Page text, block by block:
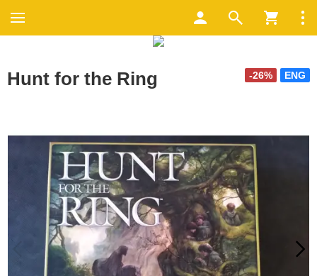
ENG
-26%
Hunt for the Ring